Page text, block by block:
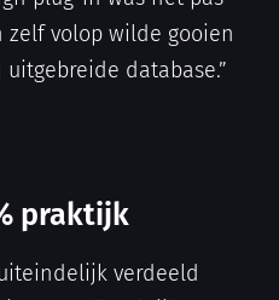
volop wilde gooien
database.”
praktijk
verdeeld